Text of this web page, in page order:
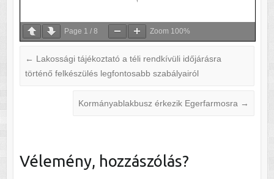
Page 1 / 8 Zoom 100%
← Lakossági tájékoztató a téli rendkívüli időjárásra
történő felkészülés legfontosabb szabályairól
Kormányablakbusz érkezik Egerfarmosra →
Vélemény, hozzászólás?